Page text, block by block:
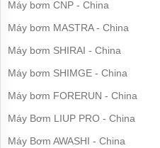
lượng
bơm
inox
Máy
bơm
họng
súng
Máy bơm CNP - China
Máy bơm MASTRA - China
Máy bơm SHIRAI - China
Máy bơm SHIMGE - China
Máy bơm FORERUN - China
Máy Bơm LIUP PRO - China
Máy Bơm AWASHI - China